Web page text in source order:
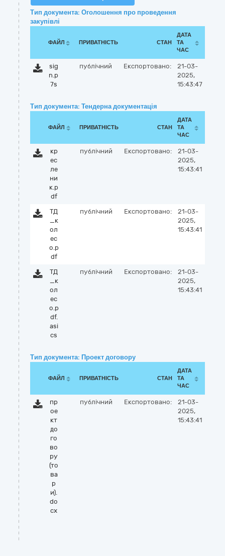
Тип документа: Оголошення про проведення
закупівлі
ФАЙЛ ПРИВАТНІСТЬ СТАН
ДАТА
ТА
ЧАС
sig
n.p
7s
публічний Експортовано:
21-03-
2025,
15:43:47
Тип документа: Тендерна документація
ФАЙЛ ПРИВАТНІСТЬ СТАН
ДАТА
ТА
ЧАС
кр
ес
ле
ни
к.p
df
публічний Експортовано:
21-03-
2025,
15:43:41
ТД
_к
ол
ес
о.p
df
публічний Експортовано:
21-03-
2025,
15:43:41
ТД
_к
ол
ес
о.p
df.
asi
cs
публічний Експортовано:
21-03-
2025,
15:43:41
Тип документа: Проект договору
ФАЙЛ ПРИВАТНІСТЬ СТАН
ДАТА
ТА
ЧАС
пр
ое
кт
до
го
во
ру
(то
ва
р
и).
do
cx
публічний Експортовано:
21-03-
2025,
15:43:41